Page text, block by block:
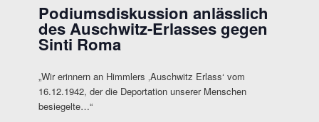
Podiumsdiskussion anlässlich
des Auschwitz-Erlasses gegen
Sinti Roma
„Wir erinnern an Himmlers ‚Auschwitz Erlass‘ vom
16.12.1942, der die Deportation unserer Menschen
besiegelte…“